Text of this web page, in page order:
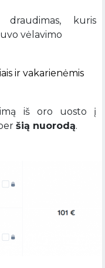
draudimas, kuris
vėlavimo
ir vakarienėmis
iš oro uosto į
šią nuorodą.